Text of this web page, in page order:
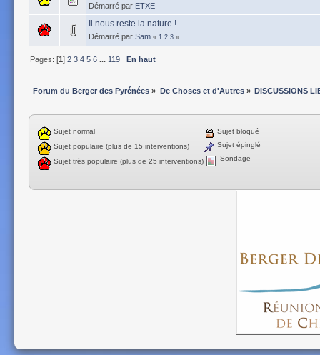
Démarré par ETXE
Il nous reste la nature !
Démarré par Sam « 1 2 3 »
Pages: [1]2 3 4 5 6 ... 119 En haut
Forum du Berger des Pyrénées » De Choses et d'Autres» DISCUSSIONS
Sujet normal
Sujet populaire (plus de 15 interventions)
Sujet très populaire (plus de 25 interventions)
Sujet bloqué
Sujet épinglé
Sondage